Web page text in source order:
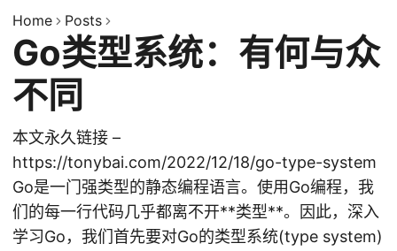
Home Posts
Go类型系统：有何与众
不同
本文永久链接 –
https://tonybai.com/2022/12/18/go-type-system
Go是一门强类型的静态编程语言。使用Go编程，我
们的每一行代码几乎都离不开**类型**。因此，深入
学习Go，我们首先要对Go的类型系统(type system)